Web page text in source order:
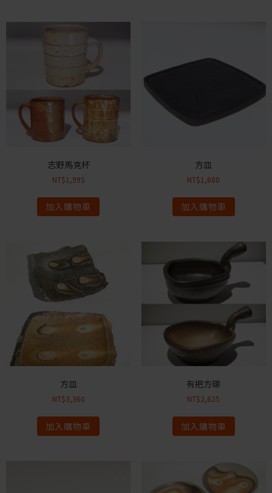
志野馬克杯
NT$1,995
加入購物車
方皿
NT$1,680
加入購物車
方皿
NT$3,360
加入購物車
有把方碟
NT$2,625
加入購物車